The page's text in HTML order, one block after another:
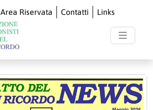
Area Riservata Contatti Links